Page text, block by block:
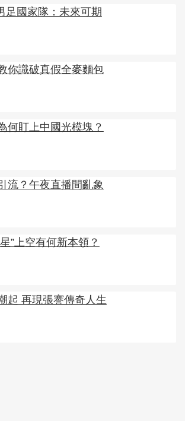
足國家隊：未來可期
你識破真假全麥麵包
何盯上中國光模塊？
流？午夜直播間亂象
”上空有何新本領？
起 再現張謇傳奇人生